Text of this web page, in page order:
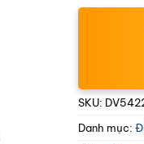
SKU:
Danh mục: